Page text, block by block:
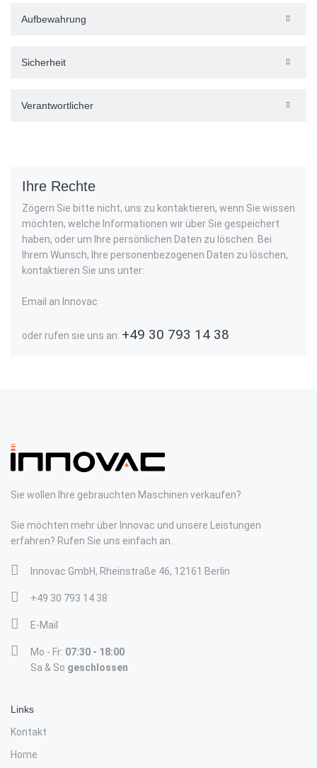
Aufbewahrung
Sicherheit
Verantwortlicher
Ihre Rechte
Zögern Sie bitte nicht, uns zu kontaktieren, wenn Sie wissen
möchten, welche Informationen wir über Sie gespeichert
haben, oder um Ihre persönlichen Daten zu löschen. Bei
Ihrem Wunsch, Ihre personenbezogenen Daten zu löschen,
kontaktieren Sie uns unter:
Email an Innovac
oder rufen sie uns an: +49 30 793 14 38
Sie wollen Ihre gebrauchten Maschinen verkaufen?
Sie möchten mehr über Innovac und unsere Leistungen
erfahren? Rufen Sie uns einfach an.
Innovac GmbH, Rheinstraße 46, 12161 Berlin
+49 30 793 14 38
E-Mail
Mo - Fr: 07:30 - 18:00
Sa & So geschlossen
Links
Kontakt
Home